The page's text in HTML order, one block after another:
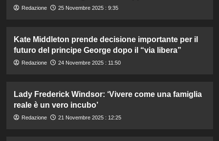
Redazione 25 Novembre 2025 : 9:35
Kate Middleton prende decisione importante per il
futuro del principe George dopo il “via libera”
Redazione 24 Novembre 2025 : 11:50
Lady Frederick Windsor: ‘Vivere come una famiglia
reale è un vero incubo’
Redazione 21 Novembre 2025 : 12:25